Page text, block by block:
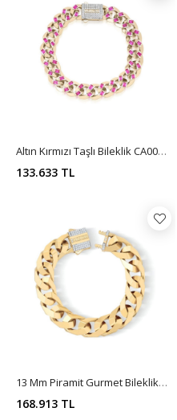
Altın Kırmızı Taşlı Bileklik CA0066
133.633 TL
13 Mm Piramit Gurmet Bileklik CA0064
168.913 TL